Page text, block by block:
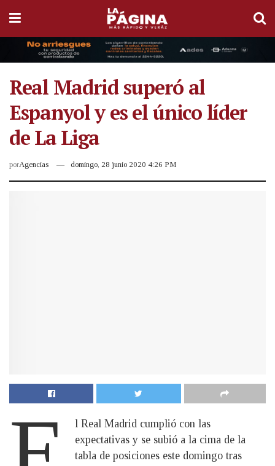
Real Madrid superó al
Espanyol y es el único líder
de La Liga
porAgencias domingo, 28 junio 2020 4:26 PM
l Real Madrid cumplió con las
expectativas y se subió a la cima de la
tabla de posiciones este domingo tras